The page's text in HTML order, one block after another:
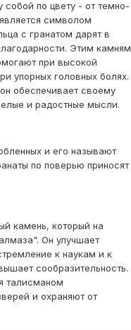
по цвету - от темно-
символом
с гранатом дарят в
Этим камням
при высокой
упорных головных болях.
обеспечивает своему
и радостные мысли.
и его называют
по поверью приносят
камень, который на
Он улучшает
к наукам и к
сообразительность.
талисманом
и охраняют от